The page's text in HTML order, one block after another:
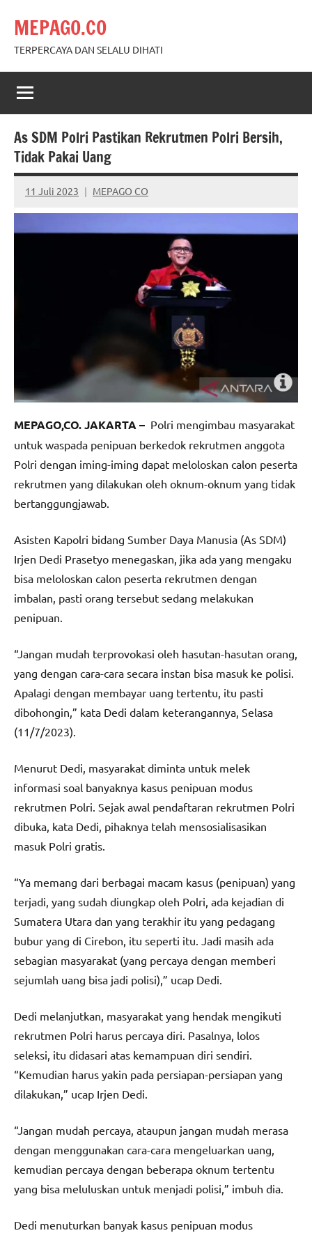
content
MEPAGO.CO
TERPERCAYA DAN SELALU DIHATI
As SDM Polri Pastikan Rekrutmen Polri Bersih,
Tidak Pakai Uang
11 Juli 2023 MEPAGO CO
No
comments
MEPAGO,CO. JAKARTA – Polri mengimbau masyarakat
untuk waspada penipuan berkedok rekrutmen anggota
Polri dengan iming-iming dapat meloloskan calon peserta
rekrutmen yang dilakukan oleh oknum-oknum yang tidak
bertanggungjawab.
Asisten Kapolri bidang Sumber Daya Manusia (As SDM)
Irjen Dedi Prasetyo menegaskan, jika ada yang mengaku
bisa meloloskan calon peserta rekrutmen dengan
imbalan, pasti orang tersebut sedang melakukan
penipuan.
“Jangan mudah terprovokasi oleh hasutan-hasutan orang,
yang dengan cara-cara secara instan bisa masuk ke polisi.
Apalagi dengan membayar uang tertentu, itu pasti
dibohongin,” kata Dedi dalam keterangannya, Selasa
(11/7/2023).
Menurut Dedi, masyarakat diminta untuk melek
informasi soal banyaknya kasus penipuan modus
rekrutmen Polri. Sejak awal pendaftaran rekrutmen Polri
dibuka, kata Dedi, pihaknya telah mensosialisasikan
masuk Polri gratis.
“Ya memang dari berbagai macam kasus (penipuan) yang
terjadi, yang sudah diungkap oleh Polri, ada kejadian di
Sumatera Utara dan yang terakhir itu yang pedagang
bubur yang di Cirebon, itu seperti itu. Jadi masih ada
sebagian masyarakat (yang percaya dengan memberi
sejumlah uang bisa jadi polisi),” ucap Dedi.
Dedi melanjutkan, masyarakat yang hendak mengikuti
rekrutmen Polri harus percaya diri. Pasalnya, lolos
seleksi, itu didasari atas kemampuan diri sendiri.
“Kemudian harus yakin pada persiapan-persiapan yang
dilakukan,” ucap Irjen Dedi.
“Jangan mudah percaya, ataupun jangan mudah merasa
dengan menggunakan cara-cara mengeluarkan uang,
kemudian percaya dengan beberapa oknum tertentu
yang bisa meluluskan untuk menjadi polisi,” imbuh dia.
Dedi menuturkan banyak kasus penipuan modus